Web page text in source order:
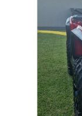
KRYTY
NÁVLEKY
NAVIJAKY
OLEJE MAXIMA